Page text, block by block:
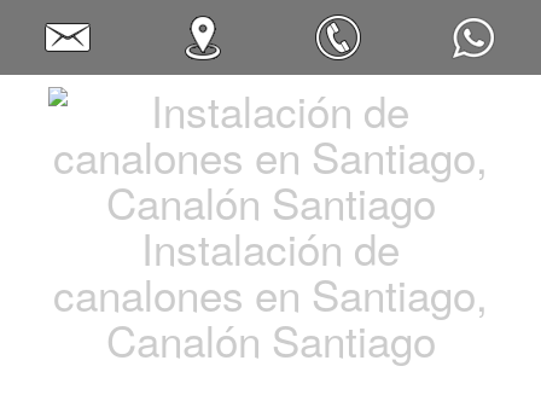
Instalación de
canalones en Santiago,
Canalón Santiago